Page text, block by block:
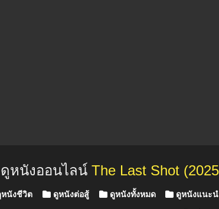
ดูหนังออนไลน์ The Last Shot
นังชีวิต ดูหนังต่อสู้ ดูหนังทั้งหมด ดูหนังแนะน